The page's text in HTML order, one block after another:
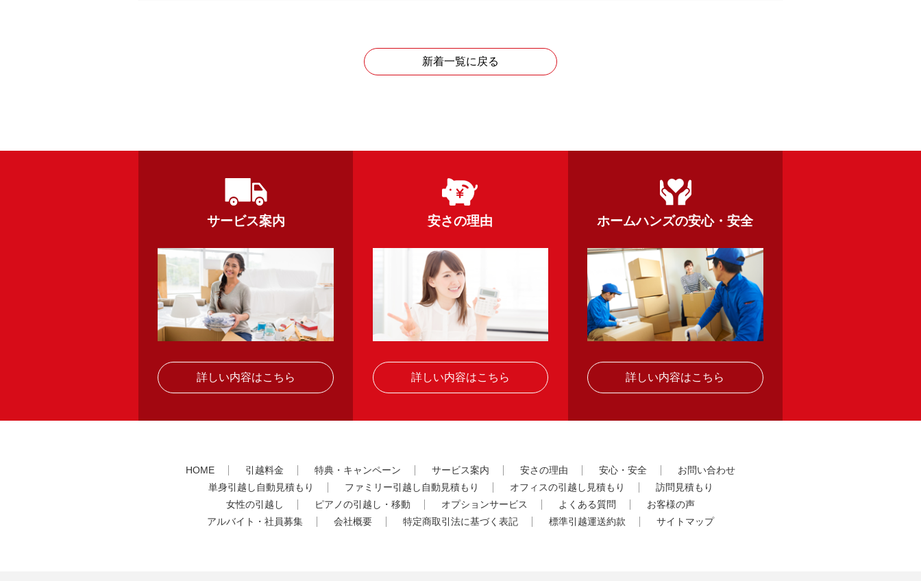
新着一覧に戻る
サービス案内
詳しい内容はこちら
安さの理由
詳しい内容はこちら
ホームハンズの安心・安全
詳しい内容はこちら
HOME 引越料金 特典・キャンペーン サービス案内 安さの理由 安心・安全
お問い合わせ
単身引越し自動見積もり
ファミリー引越し自動見積もり オフィスの引越し見積もり
訪問見積もり
女性の引越し
ピアノの引越し・移動 オプションサービス よくある質問
お客様の声
アルバイト・社員募集
会社概要 特定商取引法に基づく表記 標準引越運送約款 サイトマップ